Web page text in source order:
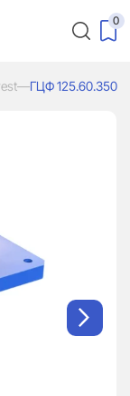
0
—ГЦФ 125.60.350